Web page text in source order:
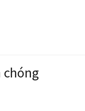
chóng